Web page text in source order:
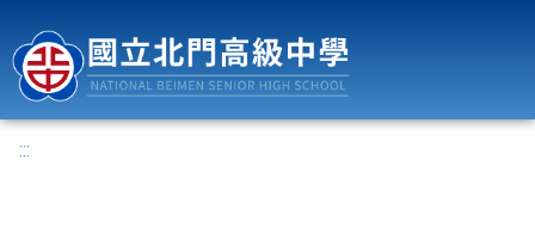
:::